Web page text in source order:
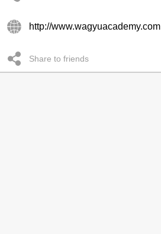
http://www.wagyuacademy.com
Share to friends